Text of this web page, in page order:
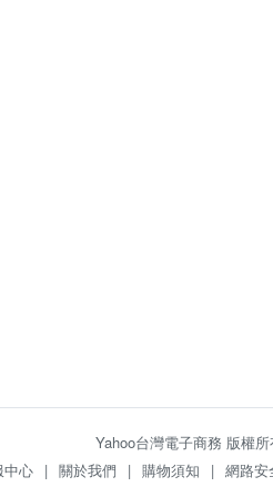
Yahoo台灣電子商務 版權
中心 | 關於我們 | 購物須知 | 網路安